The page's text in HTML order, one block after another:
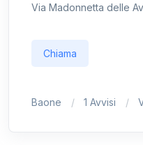
Via Madonnetta delle
Chiama
Baone 1 Avvisi